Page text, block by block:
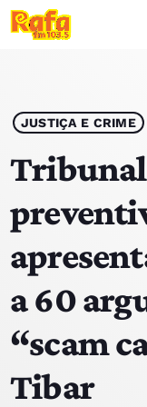
play_arrow OUVIR RAFA
HOME
NOTÍCIAS
EQUIPA
TOP 15
PODCASTS
JUSTIÇA E CRIME
a 60
“scam
Tibar